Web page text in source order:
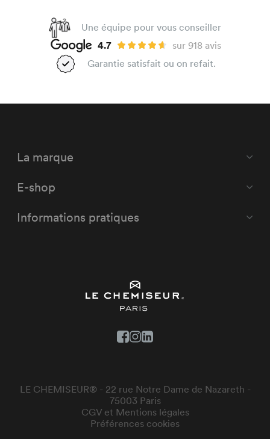
Une équipe pour vous conseiller
4.7
sur 918 avis
Garantie satisfait ou on refait.
La marque
E-shop
Informations pratiques
LE CHEMISEUR® - 22 rue Notre Dame de Nazareth -
75003 Paris
CGV et Mentions légales
Préférences cookies